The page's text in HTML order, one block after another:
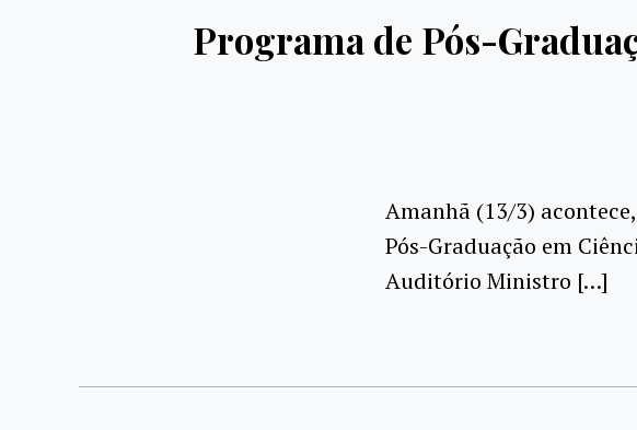
Programa de Pós-
Amanhã (13/3)
Pós-Graduação em
Auditório Ministro […]